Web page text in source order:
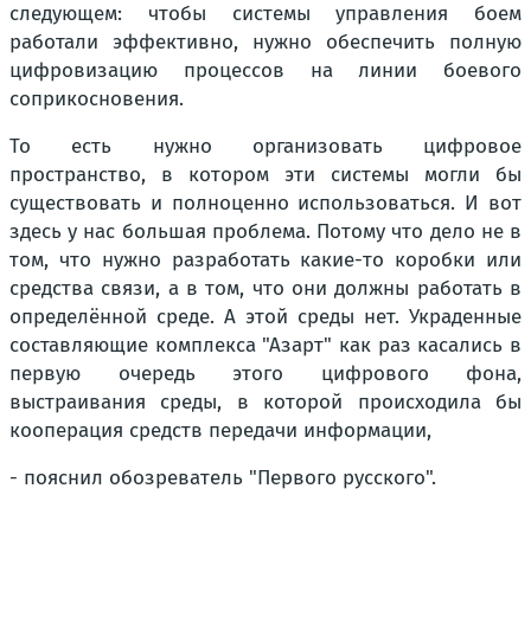
следующем: чтобы системы управления боем
работали эффективно, нужно обеспечить полную
цифровизацию процессов на линии боевого
соприкосновения.
То есть нужно организовать цифровое
пространство, в котором эти системы могли бы
существовать и полноценно использоваться. И вот
здесь у нас большая проблема. Потому что дело не в
том, что нужно разработать какие-то коробки или
средства связи, а в том, что они должны работать в
определённой среде. А этой среды нет. Украденные
составляющие комплекса "Азарт" как раз касались в
первую очередь этого цифрового фона,
выстраивания среды, в которой происходила бы
кооперация средств передачи информации,
- пояснил обозреватель "Первого русского".